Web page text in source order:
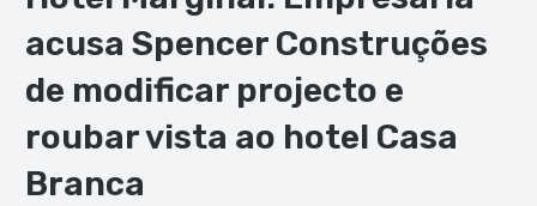
acusa Spencer Construções
de modificar projecto e
roubar vista ao hotel Casa
Branca